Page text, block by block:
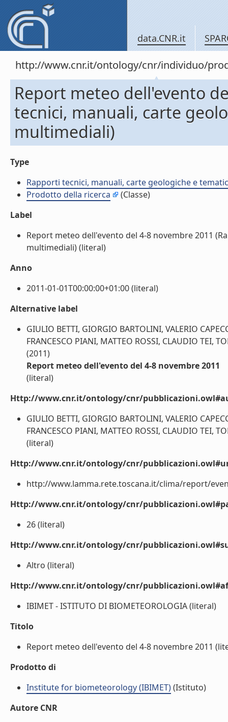
data.CNR.it
http://www.cnr.it/ontology/cnr/individuo/
Report meteo dell'evento
tecnici, manuali, carte
multimediali)
Type
Rapporti tecnici, manuali, carte geologiche e
Prodotto della ricerca
(Classe)
Label
Report meteo dell'evento del 4-8 novembre 2011
multimediali) (literal)
Anno
2011-01-01T00:00:00+01:00 (literal)
Alternative label
GIULIO BETTI, GIORGIO BARTOLINI, VALERIO
FRANCESCO PIANI, MATTEO ROSSI, CLAUDIO TEI,
(2011)
Report meteo dell'evento del 4-8 novembre 2011
(literal)
Http://www.cnr.it/ontology/cnr/
GIULIO BETTI, GIORGIO BARTOLINI, VALERIO
FRANCESCO PIANI, MATTEO ROSSI, CLAUDIO TEI,
(literal)
Http://www.cnr.it/ontology/cnr/
http://www.lamma.rete.toscana.it/clima/report/
Http://www.cnr.it/ontology/cnr/
26 (literal)
Http://www.cnr.it/ontology/cnr/
Altro (literal)
Http://www.cnr.it/ontology/cnr/
IBIMET - ISTITUTO DI BIOMETEOROLOGIA (literal)
Titolo
Report meteo dell'evento del 4-8 novembre 2011
Prodotto di
Institute for biometeorology (IBIMET)(Istituto)
Autore CNR